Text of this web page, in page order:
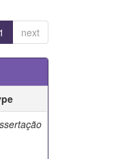
1 next